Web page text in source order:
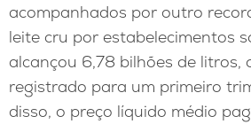
acompanhados por outro
leite cru por estabelecimentos
alcançou 6,78 bilhões de litros,
registrado para um primeiro
disso, o preço líquido médio